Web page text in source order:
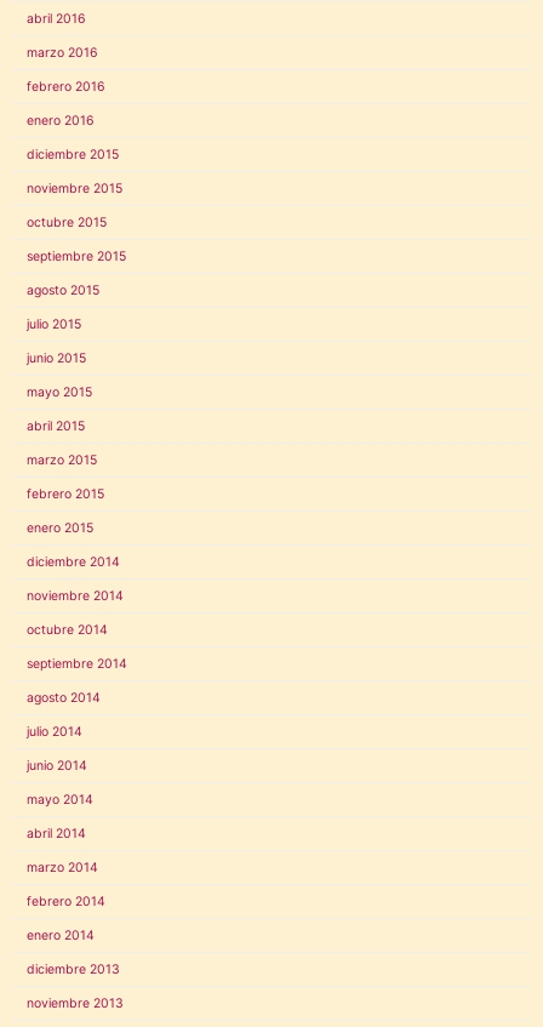
abril 2016
marzo 2016
febrero 2016
enero 2016
diciembre 2015
noviembre 2015
octubre 2015
septiembre 2015
agosto 2015
julio 2015
junio 2015
mayo 2015
abril 2015
marzo 2015
febrero 2015
enero 2015
diciembre 2014
noviembre 2014
octubre 2014
septiembre 2014
agosto 2014
julio 2014
junio 2014
mayo 2014
abril 2014
marzo 2014
febrero 2014
enero 2014
diciembre 2013
noviembre 2013